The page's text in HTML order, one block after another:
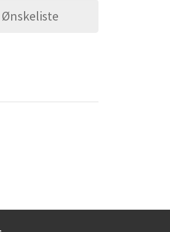
Ønskeliste